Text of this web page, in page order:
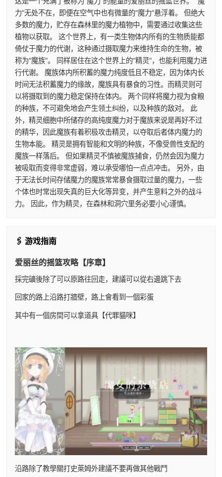
力”无处不在，即便在空气中也有微量的“魔力”悬浮着。 但绝大
多数的魔力，贮存在森林里的魔力植物中，需要通过收集这些
植物以获取。 这个世界上，有一类生物体内所有的生物质能都
倚仗于魔力的代谢，这种通过摄取魔力来维持生命的生物，被
称为“魔族”。 同样居住在这个世界上的“精灵”，也能利用魔力进
行代谢。 魔族体内所积蓄的魔力纯度低且不稳定，因为体内长
时间无法积蓄魔力的缘故，魔族具有暴食的习性。而精灵则可
以将摄取到的魔力稳定保持在体内。 两个同样将魔力视为食粮
的种族，不可避免地会产生领土纠纷，以及种族的敌对。 此
外，精灵细胞中所储存的高纯度魔力对于魔族来说是再好不过
的精华，因此魔族有着积极攻击精灵，以夺取后者体内魔力的
生物本能。 精灵是拥有智能和文明的种族，不像受兽性支配的
魔族一样落后。 但如果精灵不慎被魔族捕食，仍然会因为魔力
被吸取而变得非常虚弱，难以承受哪怕一点点冲击。 另外，由
于无法长时间存储魔力的魔族常常暴食摄取过量的魔力，一些
个体也时常出现失真的巨大化等异变，并产生意料之外的战斗
力。 因此，作为精灵，在森林和洞穴里务必要小心谨慎。
🖇️ 游戏指南
爱丽丝的摇篮攻略【序章】
採完礦後除了可以原路往回走，建議可以從右邊跳下去
回家的路上沿路打牆壁，路上會看到一個彩蛋
其中有一個房間可以拿道具【代罪貓咪】
沿路除了教學關打史萊姆外建議不要再做其他戰鬥